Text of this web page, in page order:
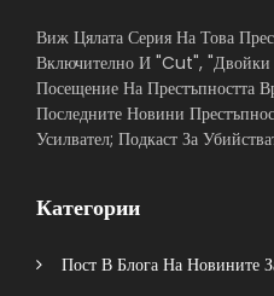
Виж Цялата Серия На Това
Включително И "Cut",
Посещение На Престъпността
Последните Новини
Усилвател; Подкаст За
Категории
Пост В Блога На Новините